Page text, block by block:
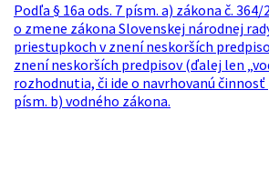
Podľa § 16a ods. 7 písm. a) zákona č. 364/
o zmene zákona Slovenskej národnej
priestupkoch v znení neskorších
znení neskorších predpisov (ďalej len
rozhodnutia, či ide o navrhovanú činnosť
písm. b) vodného zákona.